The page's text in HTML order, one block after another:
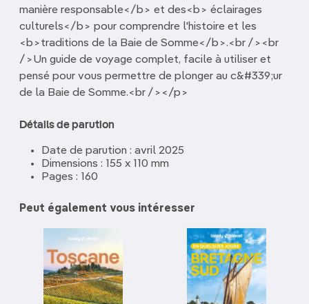
manière responsable</b> et des<b> éclairages
culturels</b> pour comprendre l'histoire et les
<b>traditions de la Baie de Somme</b>.<br /><br
/>Un guide de voyage complet, facile à utiliser et
pensé pour vous permettre de plonger au c&#339;ur
de la Baie de Somme.<br /></p>
Détails de parution
Date de parution : avril 2025
Dimensions : 155 x 110 mm
Pages : 160
Peut également vous intéresser